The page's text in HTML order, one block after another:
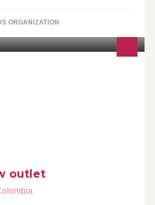
ORGANIZATION
outlet